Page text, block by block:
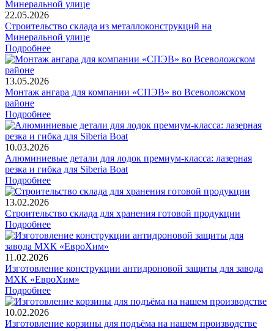
22.05.2026
Строительство склада из металлоконструкций на
Минеральной улице
Подробнее
13.05.2026
Монтаж ангара для компании «СПЭВ» во Всеволожском
районе
Подробнее
10.03.2026
Алюминиевые детали для лодок премиум-класса: лазерная
резка и гибка для Siberia Boat
Подробнее
13.02.2026
Строительство склада для хранения готовой продукции
Подробнее
11.02.2026
Изготовление конструкции антидроновой защиты для завода
МХК «ЕвроХим»
Подробнее
10.02.2026
Изготовление корзины для подъёма на нашем производстве